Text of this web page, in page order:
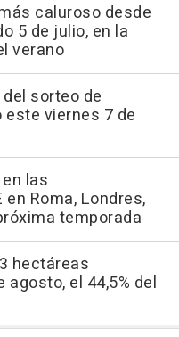
caluroso desde
5 de julio, en la
verano
sorteo de
viernes 7 de
las
Roma, Londres,
temporada
hectáreas
el 44,5% del